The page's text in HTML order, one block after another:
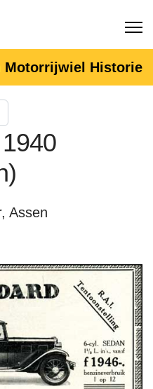
Motorrijwiel Historie
Assen